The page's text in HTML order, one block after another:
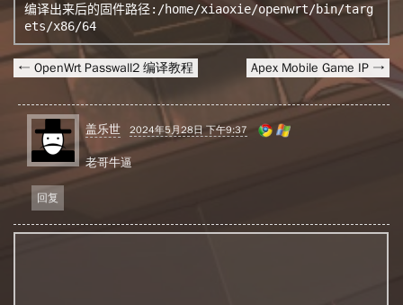
编译出来后的固件路径:/home/xiaoxie/openwrt/bin/targ
ets/x86/64
← OpenWrt Passwall2 编译教程 Apex Mobile Game IP →
盖乐世 2024年5月28日 下午9:37
老哥牛逼
回复